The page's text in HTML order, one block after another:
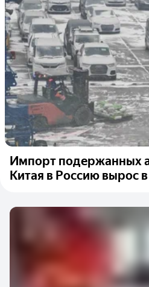
Импорт подержанных
Китая в Россию вырос в